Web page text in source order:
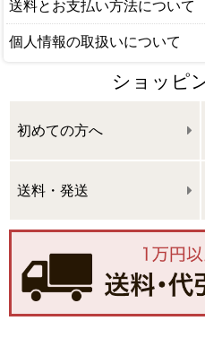
送料とお支払い方法について
個人情報の取扱いについて
ショッピ
初めての方へ
送料・発送